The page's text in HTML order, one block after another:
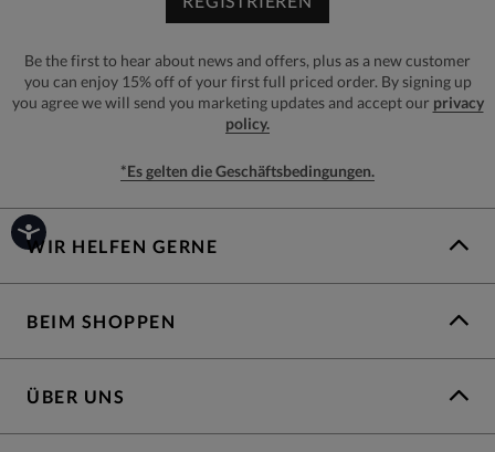
Be the first to hear about news and offers, plus as a new customer
you can enjoy 15% off of your first full priced order. By signing up
you agree we will send you marketing updates and accept our privacy
policy.
*Es gelten die Geschäftsbedingungen.
WIR HELFEN GERNE
BEIM SHOPPEN
ÜBER UNS